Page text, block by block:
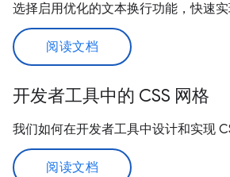
选择启用优化的文本换行功能，快速实
阅读文档
开发者工具中的 CSS 网格
我们如何在开发者工具中设计和实现
阅读文档